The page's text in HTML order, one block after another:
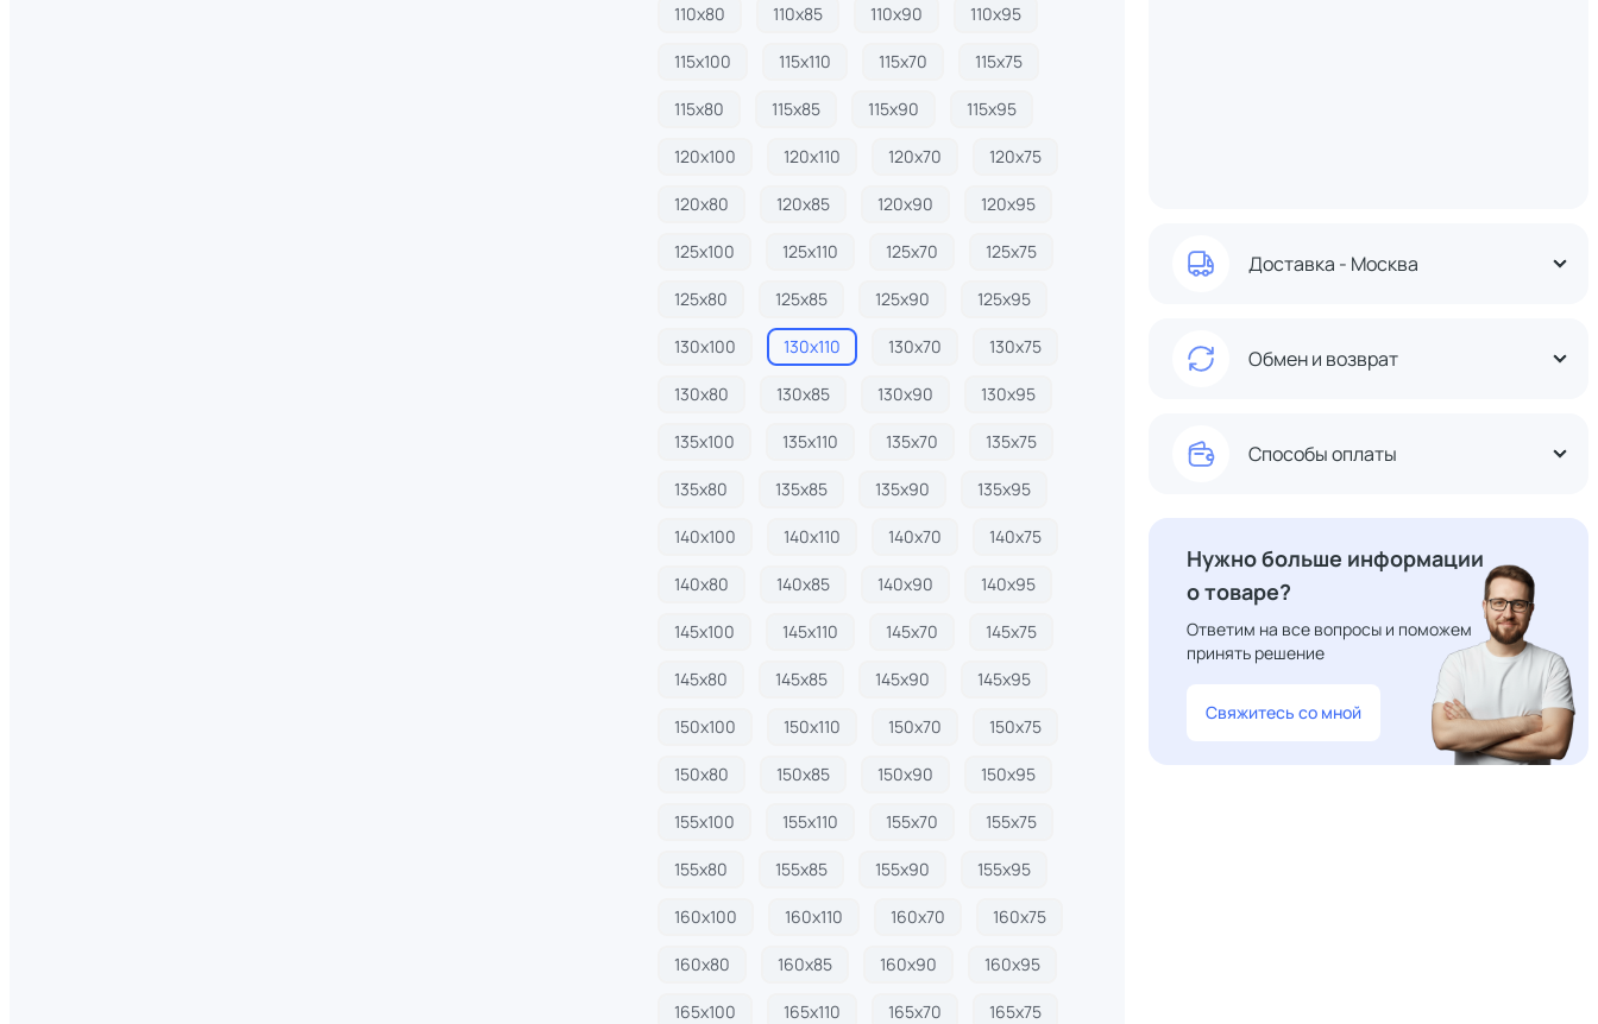
110х80 110х85 110х90 110х95
115х100 115х110 115х70 115х75
115х80 115х85 115х90 115х95
120х100 120х110 120х70 120х75
120х80 120х85 120х90 120х95
125х100 125х110 125х70 125х75
125х80 125х85 125х90 125х95
130х100 130х110 130х70 130х75
130х80 130х85 130х90 130х95
135х100 135х110 135х70 135х75
135х80 135х85 135х90 135х95
140х100 140х110 140х70 140х75
140х80 140х85 140х90 140х95
145х100 145х110 145х70 145х75
145х80 145х85 145х90 145х95
150х100 150х110 150х70 150х75
150х80 150х85 150х90 150х95
155х100 155х110 155х70 155х75
155х80 155х85 155х90 155х95
160х100 160х110 160х70 160х75
160х80 160х85 160х90 160х95
165х100 165х110 165х70 165х75
Доставка - Москва
Обмен и возврат
Способы оплаты
Нужно больше информации
о товаре?
Ответим на все вопросы и поможем
принять решение
Свяжитесь со мной